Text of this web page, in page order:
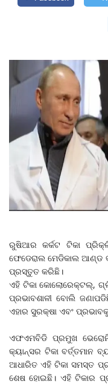
ରୁଷିଆର କର୍କଟ ଟିକା
ଫେଡେରାଲ ମେଡିକାଲ ଆଣ୍ଡ
ପ୍ରସ୍ତୁତ କରିଛି।
ଏହି ଟିକା କୋଲୋରେକ୍ଟଲ୍,
ପ୍ରଭାବଶାଳୀ ବୋଲି
ଏହାର ସୁରକ୍ଷା ଏବଂ
ଏଫଏମବିଡି ପ୍ରମୁଖ
କ୍ୟାନ୍ସର ଟିକା ବର୍ତ୍ତମାନ
ଆଧାରିତ ଏହି ଟିକା ସମସ୍ତ
ଶେଷ ହୋଇଛି। ଏହି ଟିକାର